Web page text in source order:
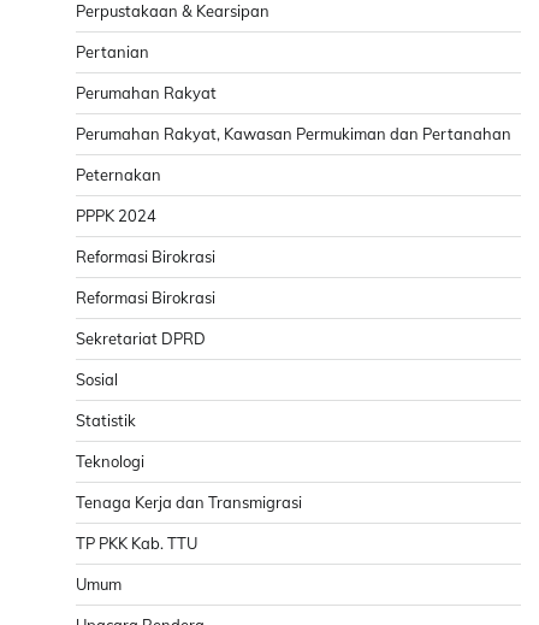
Perpustakaan & Kearsipan
Pertanian
Perumahan Rakyat
Perumahan Rakyat, Kawasan Permukiman dan Pertanahan
Peternakan
PPPK 2024
Reformasi Birokrasi
Reformasi Birokrasi
Sekretariat DPRD
Sosial
Statistik
Teknologi
Tenaga Kerja dan Transmigrasi
TP PKK Kab. TTU
Umum